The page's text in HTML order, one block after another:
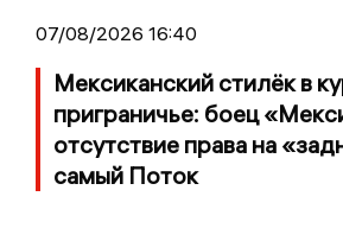
07/08/2026 16:40
Мексиканский стилёк в
приграничье: боец
отсутствие права на
самый Поток